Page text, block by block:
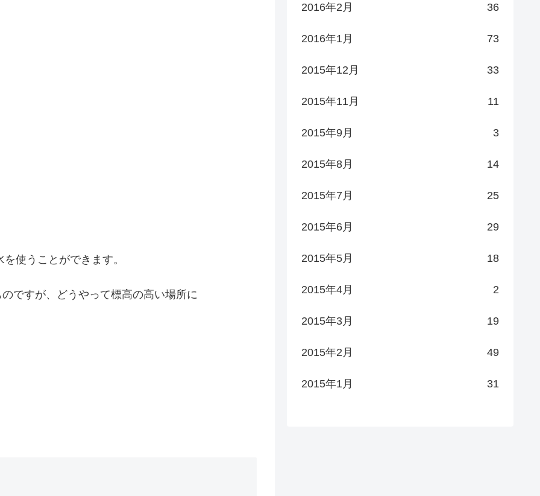
使うことができます。
ですが、どうやって標高の高い場所に
2016年2月 36
2016年1月 73
2015年12月 33
2015年11月 11
2015年9月 3
2015年8月 14
2015年7月 25
2015年6月 29
2015年5月 18
2015年4月 2
2015年3月 19
2015年2月 49
2015年1月 31